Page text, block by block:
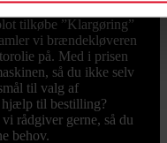
service tilbyder vi
tilkøbe ”Klargøring”
vi brændekløveren
på. Med i prisen
så du ikke selv
til valg af
hjælp til bestilling?
rådgiver gerne, så du
behov.